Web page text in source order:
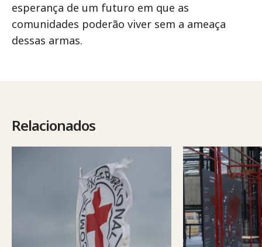
esperança de um futuro em que as
comunidades poderão viver sem a ameaça
dessas armas.
Relacionados